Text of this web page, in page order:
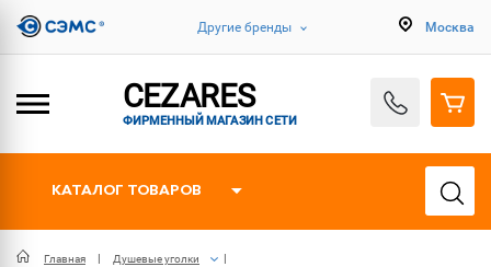
Другие бренды Москва
CEZARES
ФИРМЕННЫЙ МАГАЗИН СЕТИ
КАТАЛОГ ТОВАРОВ
Главная Душевые уголки